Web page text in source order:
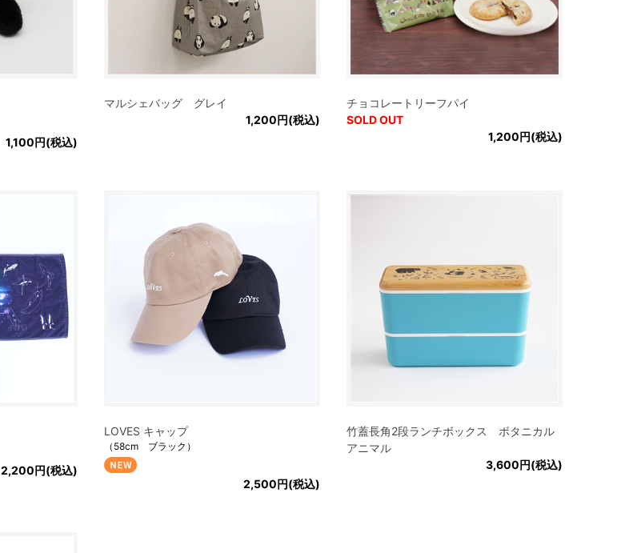
1,100円(税込)
マルシェバッグ グレイ
1,200円(税込)
チョコレートリーフパイ
SOLD OUT
1,200円(税込)
2,200円(税込)
LOVES キャップ
（58cm ブラック）
2,500円(税込)
竹蓋長角2段ランチボックス ボタニカル
アニマル
3,600円(税込)